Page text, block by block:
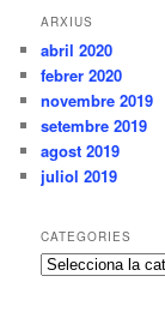
ARXIUS
abril 2020
febrer 2020
novembre 2019
setembre 2019
agost 2019
juliol 2019
CATEGORIES
C